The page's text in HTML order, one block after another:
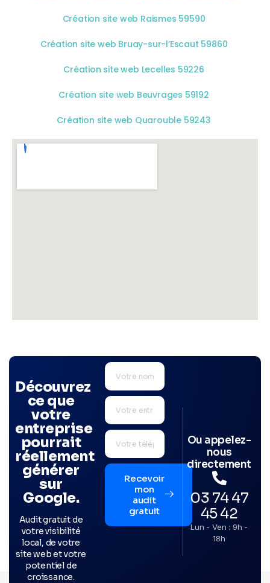
Création site web Raismes 59590
Création site web Bruay-sur-l’Escaut 59860
Création site web Lecelles 59226
Création site web Beuvrages 59192
Création site web Quarouble 59243
Découvrez
ce que
votre
entreprise
pourrait
réellement
générer
sur
Google.
Audit gratuit de
votre visibilité
local, de votre
site web et votre
potentiel de
croissance.
Recevoir
mon
audit
gratuit
Ou appelez-
nous
directement
03 74 47
45 42
Lun - Ven : 9h -
18h